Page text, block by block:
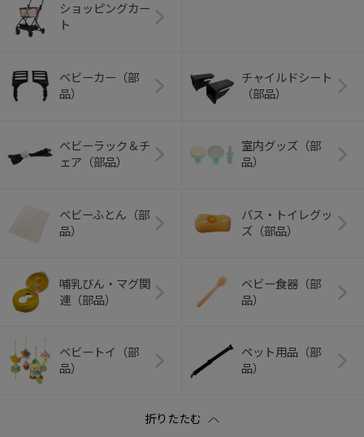
ショッピングカー
ト
ベビーカー（部
品）
チャイルドシート
（部品）
ベビーラック＆チ
ェア（部品）
室内グッズ（部
品）
ベビーふとん（部
品）
バス・トイレグッ
ズ（部品）
哺乳びん・マグ関
連（部品）
ベビー食器（部
品）
ベビートイ（部
品）
ペット用品（部
品）